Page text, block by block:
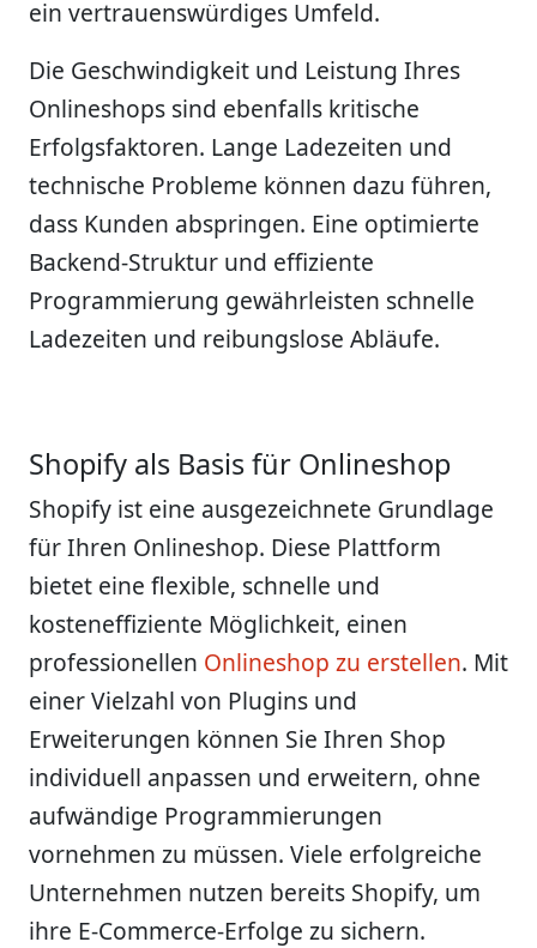
ein vertrauenswürdiges Umfeld.
Die Geschwindigkeit und Leistung Ihres
Onlineshops sind ebenfalls kritische
Erfolgsfaktoren. Lange Ladezeiten und
technische Probleme können dazu führen,
dass Kunden abspringen. Eine optimierte
Backend-Struktur und effiziente
Programmierung gewährleisten schnelle
Ladezeiten und reibungslose Abläufe.
Shopify als Basis für Onlineshop
Shopify ist eine ausgezeichnete Grundlage
für Ihren Onlineshop. Diese Plattform
bietet eine flexible, schnelle und
kosteneffiziente Möglichkeit, einen
professionellen Onlineshop zu erstellen. Mit
einer Vielzahl von Plugins und
Erweiterungen können Sie Ihren Shop
individuell anpassen und erweitern, ohne
aufwändige Programmierungen
vornehmen zu müssen. Viele erfolgreiche
Unternehmen nutzen bereits Shopify, um
ihre E-Commerce-Erfolge zu sichern.